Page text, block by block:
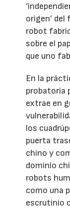
origen’
robot
sobre el
que uno
En la
probatoria
extrae en
los
puerta
chino y
dominio
robots
como una
escrutinio